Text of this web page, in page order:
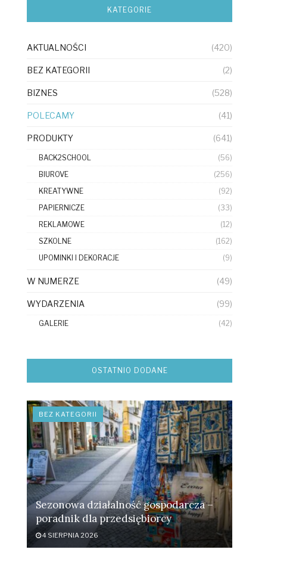
KATEGORIE
AKTUALNOŚCI (420)
BEZ KATEGORII (2)
BIZNES (528)
POLECAMY (41)
PRODUKTY (641)
BACK2SCHOOL
(56)
BIUROVE
(256)
KREATYWNE
(92)
PAPIERNICZE
(33)
REKLAMOWE
(12)
SZKOLNE
(162)
UPOMINKI I DEKORACJE
(9)
W NUMERZE (49)
WYDARZENIA (99)
GALERIE (42)
OSTATNIO DODANE
BEZ KATEGORII
Sezonowa działalność gospodarcza –
poradnik dla przedsiębiorcy
4 SIERPNIA 2026